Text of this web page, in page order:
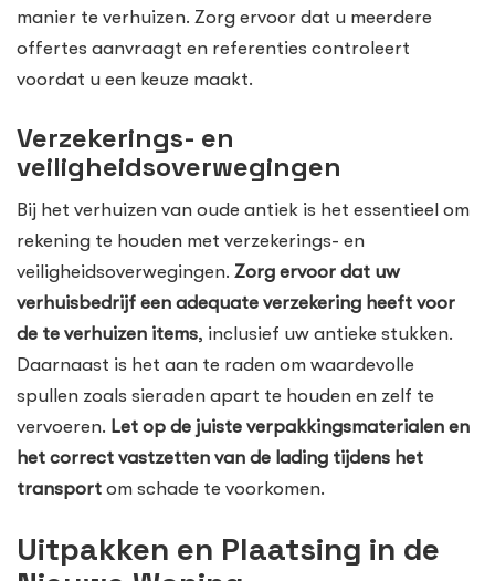
manier te verhuizen. Zorg ervoor dat u meerdere
offertes aanvraagt en referenties controleert
voordat u een keuze maakt.
Verzekerings- en
veiligheidsoverwegingen
Bij het verhuizen van oude antiek is het essentieel om
rekening te houden met verzekerings- en
veiligheidsoverwegingen. Zorg ervoor dat uw
verhuisbedrijf een adequate verzekering heeft voor
de te verhuizen items, inclusief uw antieke stukken.
Daarnaast is het aan te raden om waardevolle
spullen zoals sieraden apart te houden en zelf te
vervoeren. Let op de juiste verpakkingsmaterialen en
het correct vastzetten van de lading tijdens het
transport om schade te voorkomen.
Uitpakken en Plaatsing in de